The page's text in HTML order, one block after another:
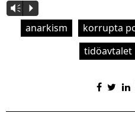
Vm P
anarkism korrupta
tidöavtalet